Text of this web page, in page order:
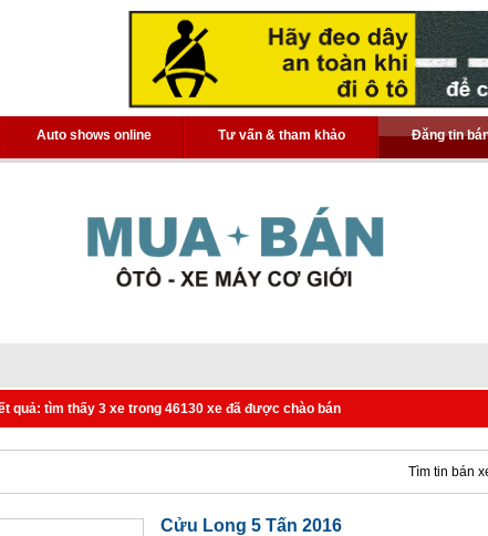
Auto shows online Tư vấn & tham khảo Đăng tin
quả: tìm thấy 3 xe trong 46130 xe đã được chào bán
Tìm tin bán
Cửu Long 5 Tấn 2016